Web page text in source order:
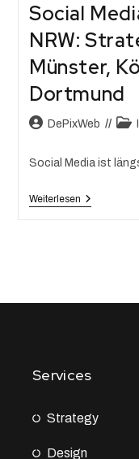
Social
NRW:
Münster,
Dortmund
DePixWeb
Social Media ist
Weiterlesen
Services
Strategy
Design